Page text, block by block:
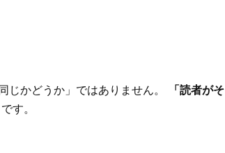
じかどうか」ではありません。
「読者がそ
です。